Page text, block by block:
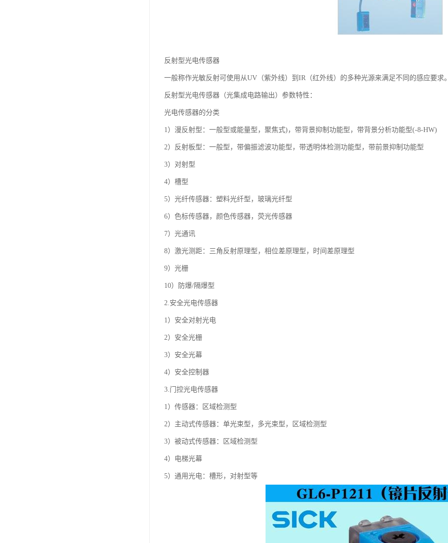
反射型光电传感器
一般称作光敏反射可使用从UV（紫外线）到IR（红外线）的多种光源来满足不同的感应要求。
反射型光电传感器（光集成电路输出）参数特性：
光电传感器的分类
1）漫反射型：一般型或能量型，聚焦式)，带背景抑制功能型，带背景分析功能型(-8-HW)
2）反射板型：一般型，带偏振滤波功能型，带透明体检测功能型，带前景抑制功能型
3）对射型
4）槽型
5）光纤传感器：塑料光纤型，玻璃光纤型
6）色标传感器，颜色传感器，荧光传感器
7）光通讯
8）激光测距：三角反射原理型，相位差原理型，时间差原理型
9）光栅
10）防爆/隔爆型
2.安全光电传感器
1）安全对射光电
2）安全光栅
3）安全光幕
4）安全控制器
3.门控光电传感器
1）传感器：区域检测型
2）主动式传感器：单光束型，多光束型，区域检测型
3）被动式传感器：区域检测型
4）电梯光幕
5）通用光电：槽形，对射型等